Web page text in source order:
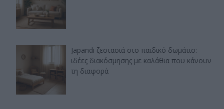
Japandi ζεστασιά στο παιδικό δωμάτιο:
ιδέες διακόσμησης με καλάθια που κάνουν
τη διαφορά